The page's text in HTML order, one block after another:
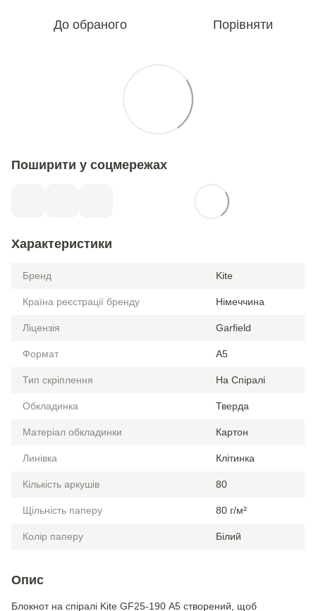
До обраного Порівняти
Поширити у соцмережах
Характеристики
Бренд Kite
Країна реєстрації бренду Німеччина
Ліцензія Garfield
Формат A5
Тип скріплення На Спіралі
Обкладинка Тверда
Матеріал обкладинки Картон
Линівка Клітинка
Кількість аркушів 80
Щільність паперу 80 г/м²
Колір паперу Білий
Опис
Блокнот на спіралі Kite GF25-190 А5 створений, щоб